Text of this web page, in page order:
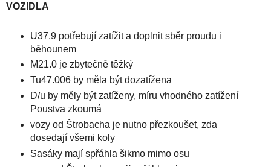
VOZIDLA
U37.9 potřebují zatížit a doplnit sběr proudu i
běhounem
M21.0 je zbytečně těžký
Tu47.006 by měla být dozatížena
D/u by měly být zatíženy, míru vhodného zatížení
Poustva zkoumá
vozy od Štrobacha je nutno přezkoušet, zda
dosedají všemi koly
Sasáky mají spřáhla šikmo mimo osu